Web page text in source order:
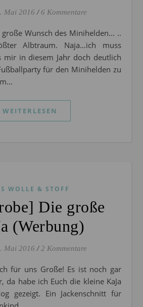
Mai 2016 / 6 Kommentare
Albtraum. Naja…ich muss
mir in diesem Jahr doch deutlich
für den Minihelden zu
WEITERLESEN
WOLLE & STOFF
Die große
(Werbung)
Mai 2016 / 2 Kommentare
da habe ich Euch die kleine KaJa
gezeigt. Ein Jackenschnitt für